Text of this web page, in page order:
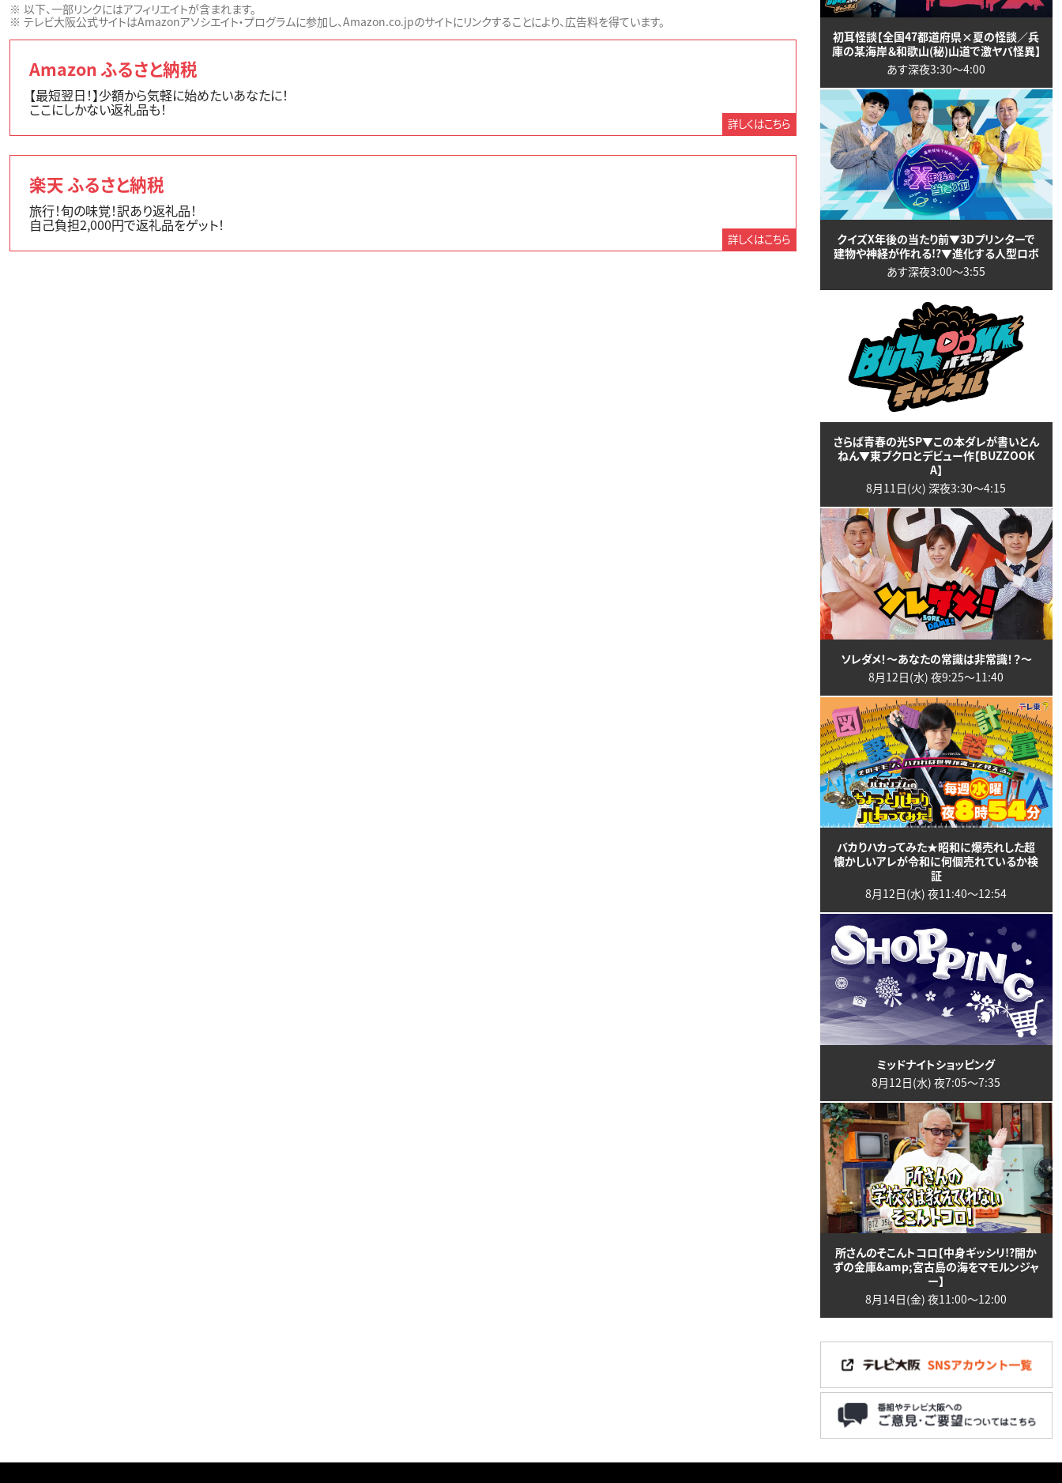
以下、一部リンクにはアフィリエイトが含まれます。
テレビ大阪公式サイトはAmazonアソシエイト・プログラムに参加し、Amazon.co.jpのサイトにリンクすることにより、広告料を得ています。
Amazon ふるさと納税
【最短翌日！】少額から気軽に始めたいあなたに！
ここにしかない返礼品も！
詳しくはこちら
楽天 ふるさと納税
旅行！旬の味覚！訳あり返礼品！
自己負担2,000円で返礼品をゲット！
詳しくはこちら
初耳怪談【全国47都道府県×夏の怪談／兵
庫の某海岸＆和歌山(秘)山道で激ヤバ怪異】
あす深夜3:30〜4:00
クイズX年後の当たり前▼3Dプリンターで
建物や神経が作れる!?▼進化する人型ロボ
あす深夜3:00〜3:55
さらば青春の光SP▼この本ダレが書いとん
ねん▼東ブクロとデビュー作【BUZZOOK
A】
8月11日(火) 深夜3:30〜4:15
ソレダメ！～あなたの常識は非常識！？～
8月12日(水) 夜9:25〜11:40
バカりハカってみた★昭和に爆売れした超
懐かしいアレが令和に何個売れているか検
証
8月12日(水) 夜11:40〜12:54
ミッドナイトショッピング
8月12日(水) 夜7:05〜7:35
所さんのそこんトコロ【中身ギッシリ!?開か
ずの金庫&amp;宮古島の海をマモルンジャ
ー】
8月14日(金) 夜11:00〜12:00